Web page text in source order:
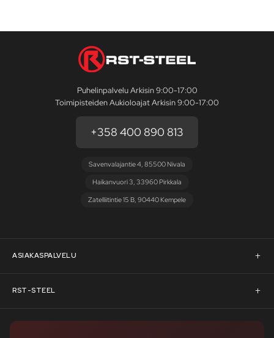
Puhelinpalvelu Arkisin 9:00-17:00
Toimipisteiden Aukioloajat Arkisin 9:00-17:00
+358 400 890 813
Savenvalajantie 4, 85500 Nivala
Haikanvuori 3, 33960 Pirkkala
Zatelliitintie 15 B, 90440 Kempele
ASIAKASPALVELU
Asiakaspalvelu
Pyydä tarjous
RST-STEEL
RST-Steelin tarina